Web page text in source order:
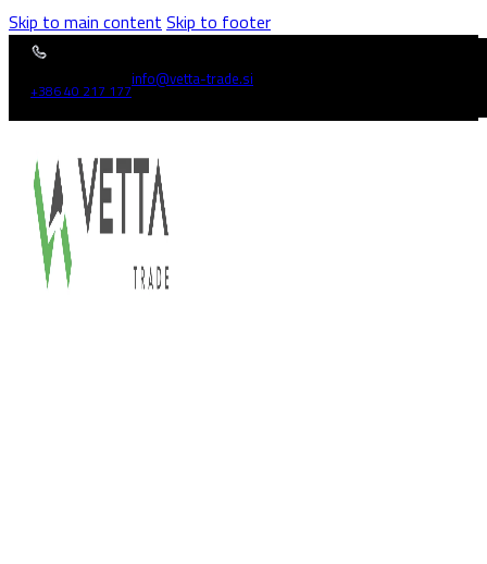
Skip to main content Skip to footer
+386 40 217 177
info@vetta-trade.si